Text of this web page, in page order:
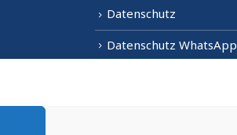
Datenschutz
Datenschutz WhatsApp